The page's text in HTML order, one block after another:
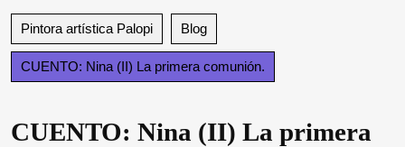
Pintora artística Palopi Blog
CUENTO: Nina (II) La primera comunión.
CUENTO: Nina (II) La primera